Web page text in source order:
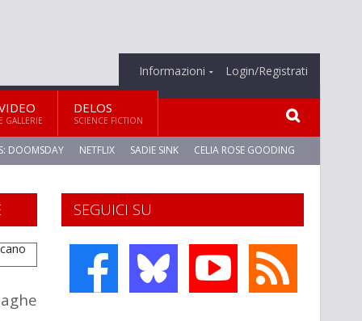
Informazioni Login/Registrati
E GALLERIE
DELOS
SCIENCE FICTION
DOOMSDAY NETFLIX SADIE SINK CELIA ROSE GOODING
SEGUICI SU